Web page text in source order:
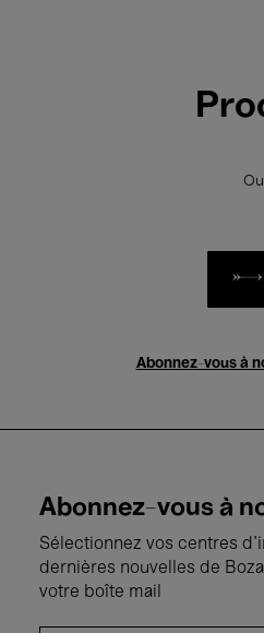
Abonnez-vous à
Abonnez-vous à
Sélectionnez vos centres
dernières nouvelles de
votre boîte mail